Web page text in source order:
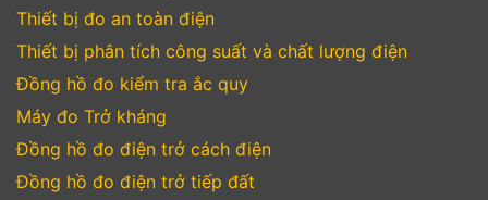
Thiết bị đo an toàn điện
Thiết bị phân tích công suất và chất lượng điện
Đồng hồ đo kiểm tra ắc quy
Máy đo Trở kháng
Đồng hồ đo điện trở cách điện
Đồng hồ đo điện trở tiếp đất